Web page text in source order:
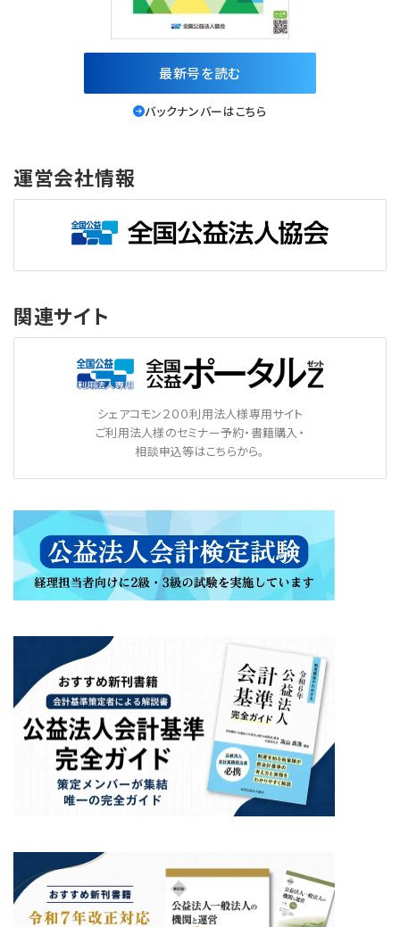
最新号を読む
バックナンバーはこちら
運営会社情報
関連サイト
シェアコモン２００利用法人様専用サイト
ご利用法人様のセミナー予約・書籍購入・
相談申込等はこちらから。